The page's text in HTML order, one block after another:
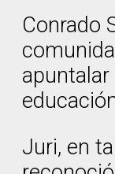
Conrado
Juri, en